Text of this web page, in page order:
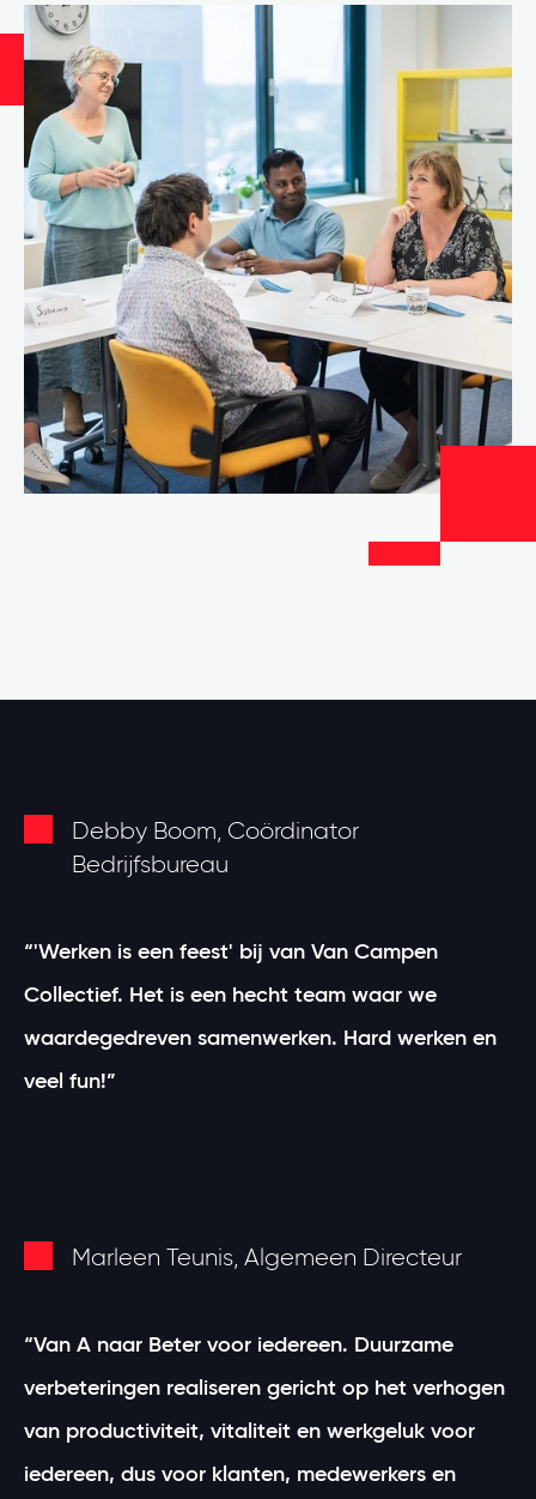
Debby Boom, Coördinator
Bedrijfsbureau
“'Werken is een feest' bij van Van Campen
Collectief. Het is een hecht team waar we
waardegedreven samenwerken. Hard werken en
veel fun!”
Marleen Teunis, Algemeen Directeur
“Van A naar Beter voor iedereen. Duurzame
verbeteringen realiseren gericht op het verhogen
van productiviteit, vitaliteit en werkgeluk voor
iedereen, dus voor klanten, medewerkers en